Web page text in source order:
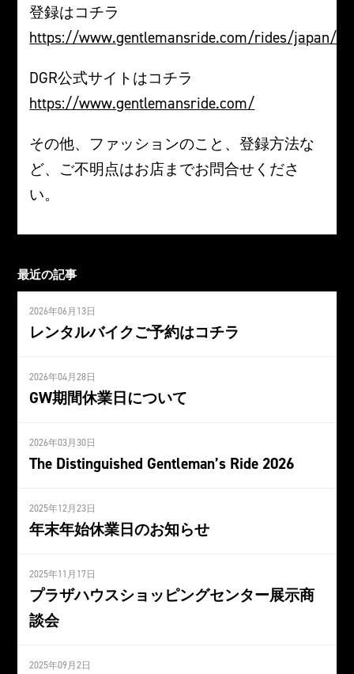
登録はコチラ
https://www.gentlemansride.com/rides/japan/
DGR公式サイトはコチラ
https://www.gentlemansride.com/
その他、ファッションのこと、登録方法な
ど、ご不明点はお店までお問合せくださ
い。
最近の記事
2026年06月13日
レンタルバイクご予約はコチラ
2026年04月28日
GW期間休業日について
2026年03月30日
The Distinguished Gentleman’s Ride 2026
2025年12月23日
年末年始休業日のお知らせ
2025年11月17日
プラザハウスショッピングセンター展示商
談会
2025年09月2日